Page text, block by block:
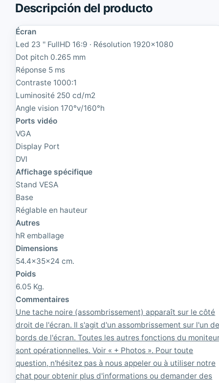
a
n
e
2
4
1
B
7
U
P
E
B
2
4
I
P
1
6
9
|
F
a
u
t
e
1
9
2
0
x
1
0
8
0
n
c
o
2
3
'
I
P
S
1
6
:
9
|
F
a
u
t
e
1
9
2
0
x
1
0
8
0
Descripción del producto
Écran
Led 23 '' FullHD 16:9 · Résolution 1920x1080
Dot pitch 0.265 mm
Réponse 5 ms
Contraste 1000:1
Luminosité 250 cd/m2
Angle vision 170°v/160°h
Ports vidéo
VGA
Display Port
DVI
Affichage spécifique
Stand VESA
Base
Réglable en hauteur
Autres
hR emballage
Dimensions
54.4x35x24 cm.
Poids
6.05 Kg.
Commentaires
Une tache noire (assombrissement) apparaît sur le côté
droit de l'écran. Il s'agit d'un assombrissement sur l'un
bords de l'écran. Toutes les autres fonctions du
sont opérationnelles. Voir « + Photos ». Pour toute
question, n'hésitez pas à nous appeler ou à utiliser notre
chat pour obtenir plus d'informations ou demander des